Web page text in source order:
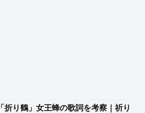
「折り鶴」女王蜂の歌詞を考察｜祈り